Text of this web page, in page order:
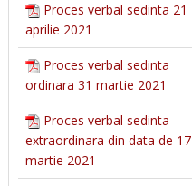
Proces verbal sedinta 21
aprilie 2021
Proces verbal sedinta
ordinara 31 martie 2021
Proces verbal sedinta
extraordinara din data de 17
martie 2021